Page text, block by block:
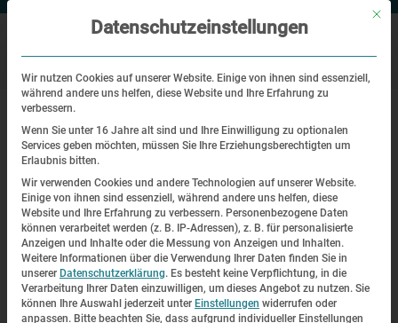
Startseite |
Themenrundgang
Der Gedenkort auf dem Leitenberg
| 26.07.2025 | 14:00—16:00
Mit
Datenschutzeinstellungen
Wir nutzen Cookies auf unserer Website. Einige von ihnen sind essenziell,
während andere uns helfen, diese Website und Ihre Erfahrung zu
verbessern.
Wenn Sie unter 16 Jahre alt sind und Ihre Einwilligung zu optionalen
Services geben möchten, müssen Sie Ihre Erziehungsberechtigten um
Erlaubnis bitten.
Wir verwenden Cookies und andere Technologien auf unserer Website.
Einige von ihnen sind essenziell, während andere uns helfen, diese
Website und Ihre Erfahrung zu verbessern. Personenbezogene Daten
können verarbeitet werden (z. B. IP-Adressen), z. B. für personalisierte
Anzeigen und Inhalte oder die Messung von Anzeigen und Inhalten.
Weitere Informationen über die Verwendung Ihrer Daten finden Sie in
unserer Datenschutzerklärung. Es besteht keine Verpflichtung, in die
Verarbeitung Ihrer Daten einzuwilligen, um dieses Angebot zu nutzen. Sie
können Ihre Auswahl jederzeit unter Einstellungen widerrufen oder
anpassen. Bitte beachten Sie, dass aufgrund individueller Einstellungen